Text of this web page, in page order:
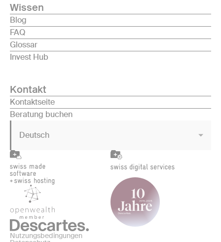
Wissen
Blog
FAQ
Glossar
Invest Hub
Kontakt
Kontaktseite
Beratung buchen
Deutsch
Nutzungsbedingungen